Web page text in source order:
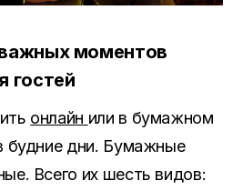
моментов
гостей
онлайн или в бумажном
будние дни. Бумажные
Всего их шесть видов: